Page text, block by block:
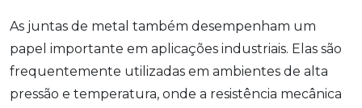
As juntas de metal também desempenham um
papel importante em aplicações industriais. Elas são
frequentemente utilizadas em ambientes de alta
pressão e temperatura, onde a resistência mecânica